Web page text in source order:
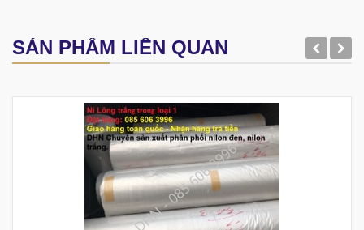
SẢN PHẨM LIÊN QUAN